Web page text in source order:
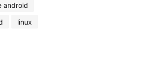
android
linux